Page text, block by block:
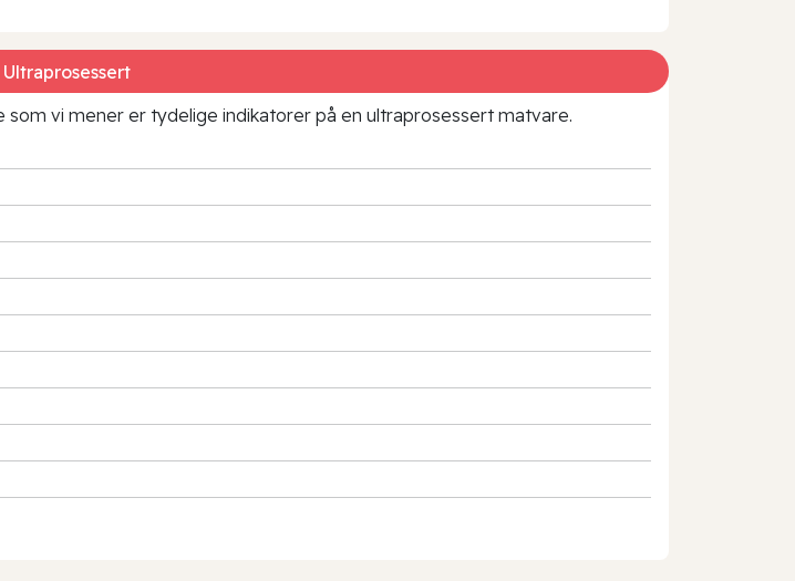
Ultraprosessert
vi mener er tydelige indikatorer på en ultraprosessert matvare.